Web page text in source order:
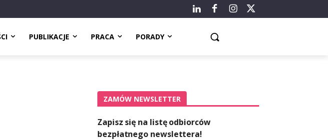
PUBLIKACJE PRACA PORADY
ZAMÓW NEWSLETTER
Zapisz się na listę odbiorców
bezpłatnego newslettera!